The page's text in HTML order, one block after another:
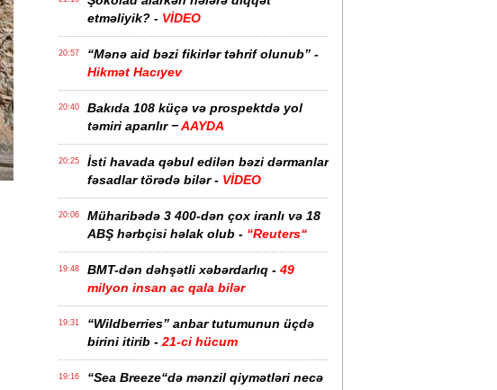
etməliyik? - VİDEO
20:57
“Mənə aid bəzi fikirlər təhrif olunub” -
Hikmət Hacıyev
20:40
Bakıda 108 küçə və prospektdə yol
təmiri aparılır −AAYDA
20:25
İsti havada qəbul edilən bəzi dərmanlar
fəsadlar törədə bilər - VİDEO
20:06
Müharibədə 3 400-dən çox iranlı və 18
ABŞ hərbçisi həlak olub - “Reuters“
19:48 BMT-dən dəhşətli xəbərdarlıq - 49
milyon insan ac qala bilər
19:31
“Wildberries” anbar tutumunun üçdə
birini itirib - 21-ci hücum
19:16
“Sea Breeze“də mənzil qiymətləri necə